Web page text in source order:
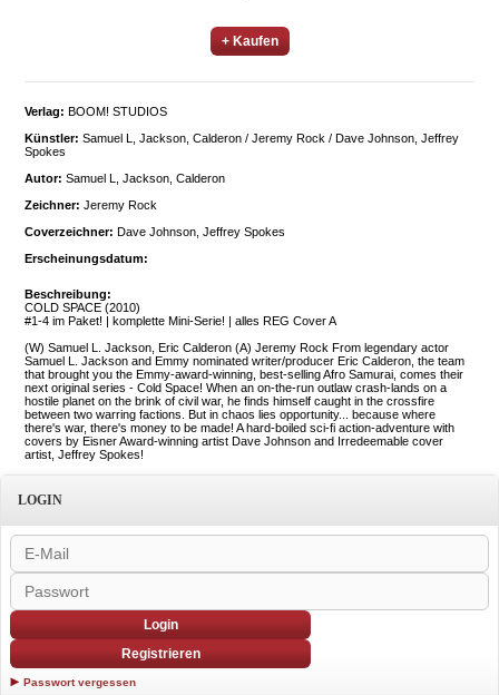
+ Kaufen
Verlag: BOOM! STUDIOS
Künstler: Samuel L, Jackson, Calderon / Jeremy Rock / Dave Johnson, Jeffrey
Spokes
Autor: Samuel L, Jackson, Calderon
Zeichner: Jeremy Rock
Coverzeichner: Dave Johnson, Jeffrey Spokes
Erscheinungsdatum:
Beschreibung:
COLD SPACE (2010)
#1-4 im Paket! | komplette Mini-Serie! | alles REG Cover A
(W) Samuel L. Jackson, Eric Calderon (A) Jeremy Rock From legendary actor
Samuel L. Jackson and Emmy nominated writer/producer Eric Calderon, the team
that brought you the Emmy-award-winning, best-selling Afro Samurai, comes their
next original series - Cold Space! When an on-the-run outlaw crash-lands on a
hostile planet on the brink of civil war, he finds himself caught in the crossfire
between two warring factions. But in chaos lies opportunity... because where
there's war, there's money to be made! A hard-boiled sci-fi action-adventure with
covers by Eisner Award-winning artist Dave Johnson and Irredeemable cover
artist, Jeffrey Spokes!
LOGIN
Login
Registrieren
Passwort vergessen